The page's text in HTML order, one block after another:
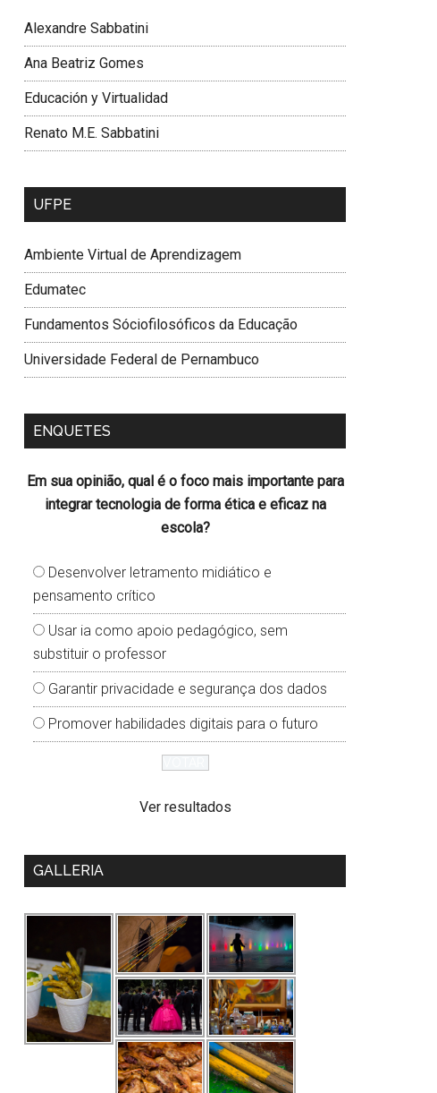
Alexandre Sabbatini
Ana Beatriz Gomes
Educación y Virtualidad
Renato M.E. Sabbatini
UFPE
Ambiente Virtual de Aprendizagem
Edumatec
Fundamentos Sóciofilosóficos da Educação
Universidade Federal de Pernambuco
ENQUETES
Em sua opinião, qual é o foco mais importante para
integrar tecnologia de forma ética e eficaz na
escola?
Desenvolver letramento midiático e
pensamento crítico
Usar ia como apoio pedagógico, sem
substituir o professor
Garantir privacidade e segurança dos dados
Promover habilidades digitais para o futuro
Ver resultados
GALLERIA